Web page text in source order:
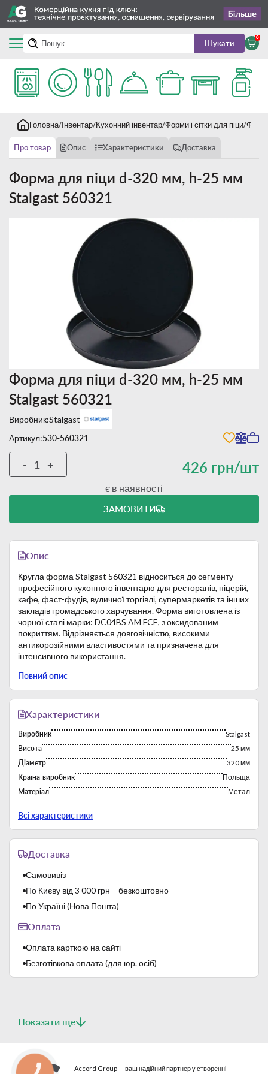
Шукати
0
Головна Інвентар Кухонний інвентар Форми і сітки для піци
Про товар Опис Характеристики Доставка
Форма для піци d-320 мм, h-25 мм
Stalgast 560321
Форма для піци d-320 мм, h-25 мм
Stalgast 560321
Виробник:Stalgast
Артикул:530-560321
426 грн/шт
- +
є в наявності
ЗАМОВИТИ
Опис
Кругла форма Stalgast 560321 відноситься до сегменту
професійного кухонного інвентарю для ресторанів, піцерій,
кафе, фаст-фудів, вуличної торгівлі, супермаркетів та інших
закладів громадського харчування. Форма виготовлена із
чорної сталі марки: DC04BS AM FCE, з оксидованим
покриттям. Відрізняється довговічністю, високими
антикорозійними властивостями та призначена для
інтенсивного використання.
Використовується тільки для випічки, а не для іншої
обробки або зберігання продуктів харчування. Інакше
можливе їхнє окислення.
Температура випікання не повинна перевищувати
Видалення залишків тіста або інших складових піци
відбувається лише внаслідок миття у теплій воді з
додаванням побутової хімії (не їдкі миючі засоби).
Забороняється використання миючих шайб і пасти
з гранулами, для уникнення механічних подряпин
покриття.
Після кожного миття слід ретельно просушити і
змастити форму олією (у жодному разі не залишати її
сухою).
Повний опис
Характеристики
Виробник
Stalgast
Висота
25 мм
Діаметр
320 мм
Країна-виробник
Польща
Матеріал
Метал
Всі характеристики
Доставка
Самовивіз
По Києву від 3 000 грн – безкоштовно
По Україні (Нова Пошта)
Оплата
Оплата карткою на сайті
Безготівкова оплата (для юр. осіб)
Показати ще
Accord Group — ваш надійний партнер у створенні
КНОПКА